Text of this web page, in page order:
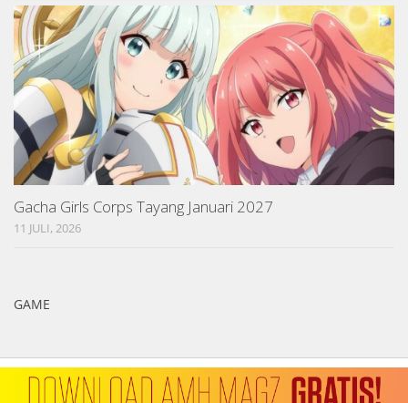
Gacha Girls Corps Tayang Januari 2027
11 JULI, 2026
GAME